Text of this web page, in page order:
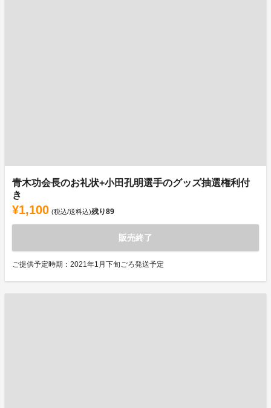
青木功会長のお礼状+小田孔明選手のグッズ抽選権利付
き
¥1,100 (税込/送料込)残り89
販売終了
ご提供予定時期：2021年1月下旬ごろ発送予定